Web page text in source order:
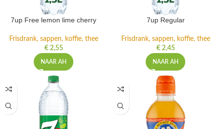
7up Free lemon lime cherry
Frisdrank, sappen, koffie, thee
€2,55
NAAR AH
7up Regular
Frisdrank, sappen, koffie, thee
€2,45
NAAR AH